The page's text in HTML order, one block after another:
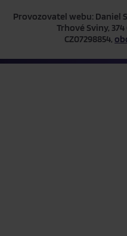
Provozovatel webu: Daniel
Trhové Sviny, 374
CZ07298854,